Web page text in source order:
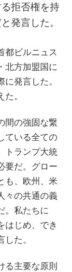
拒否権を持
発言した。
都ビルニュス
北方加盟国に
発言した。
。
間の強固な繋
ている全ての
トランプ大統
要だ。グロー
も、欧州、米
々の共通の義
。私たちに
はじめ、でき
た。
る主要な原則